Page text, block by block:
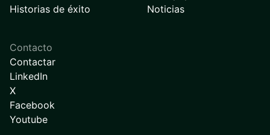
Historias de éxito
Noticias
Contacto
Contactar
LinkedIn
X
Facebook
Youtube